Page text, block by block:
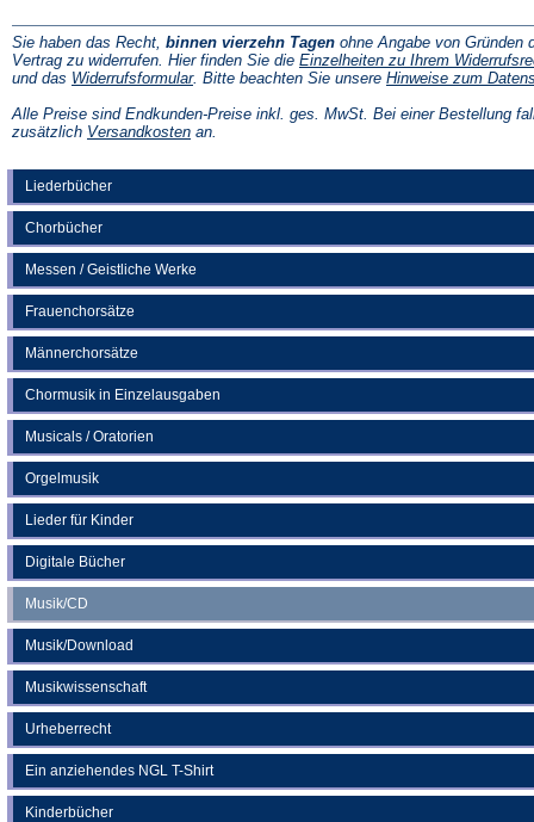
Liederbücher
Chorbücher
Messen / Geistliche Werke
Frauenchorsätze
Männerchorsätze
Chormusik in Einzelausgaben
Musicals / Oratorien
Orgelmusik
Lieder für Kinder
Digitale Bücher
Musik/CD
Musik/Download
Musikwissenschaft
Urheberrecht
Ein anziehendes NGL T-Shirt
Kinderbücher
Sie haben das Recht, binnen vierzehn Tagen ohne Angabe von Gründen
Vertrag zu widerrufen. Hier finden Sie die Einzelheiten zu Ihrem
und das Widerrufsformular(Öffnet
einem
neuen
. Bitte beachten Sie unsere Hinweise zum
Alle Preise sind Endkunden-Preise inkl. ges. MwSt. Bei einer Bestellung
zusätzlich Versandkosten(Öffnet
an.